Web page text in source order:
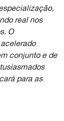
real nos
O
conjunto e de
para as